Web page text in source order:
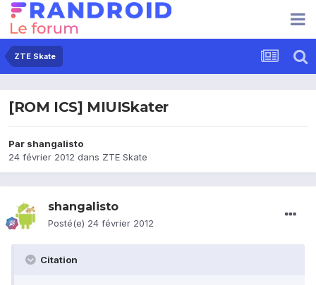
ZTE Skate
[ROM ICS] MIUISkater
Par shangalisto
24 février 2012 dans ZTE Skate
shangalisto
Posté(e) 24 février 2012
Citation